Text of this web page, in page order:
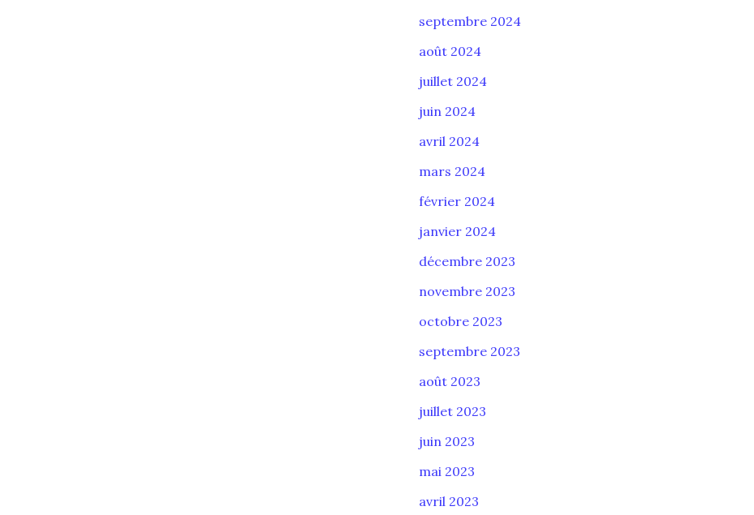
septembre 2024
août 2024
juillet 2024
juin 2024
avril 2024
mars 2024
février 2024
janvier 2024
décembre 2023
novembre 2023
octobre 2023
septembre 2023
août 2023
juillet 2023
juin 2023
mai 2023
avril 2023